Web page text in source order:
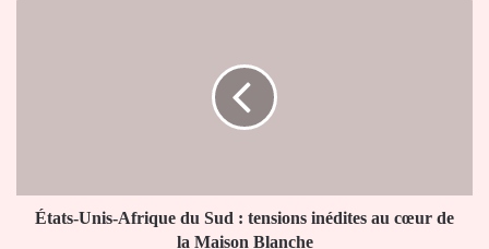
au
cœurÉtats-Unis-Afrique du Sud : tensions inédites au cœur de
la Maison Blanche